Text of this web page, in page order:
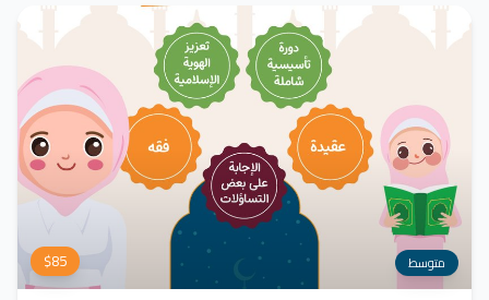
متوسط $85